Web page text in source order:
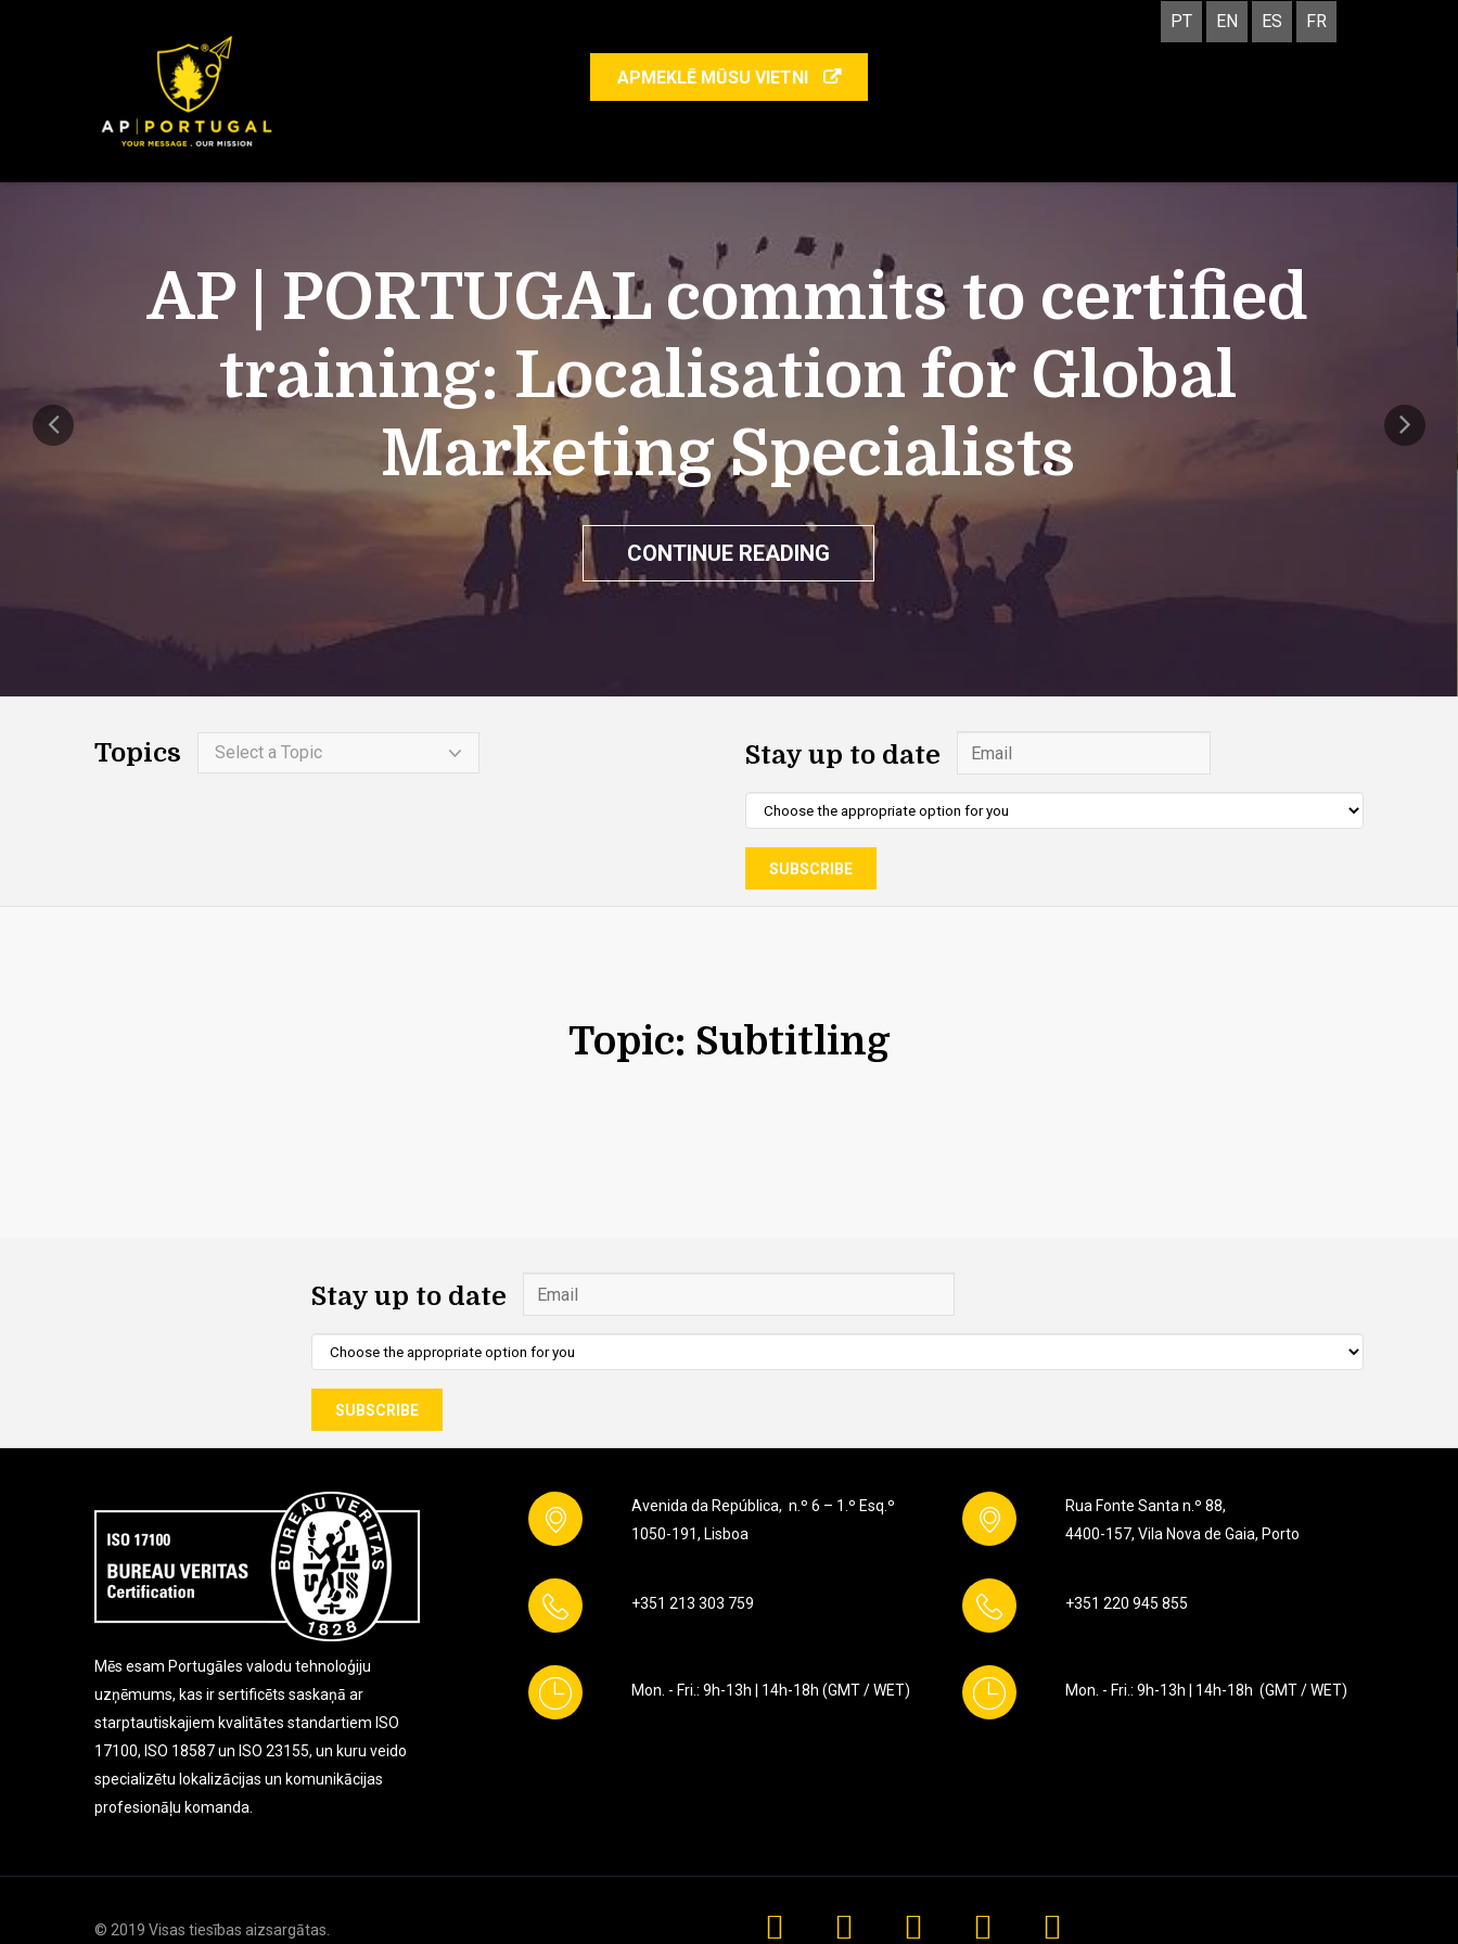
PT EN ES FR
APMEKLĒ MŪSU VIETNI
AP | PORTUGAL commits to certified
training: Localisation for Global
Marketing Specialists
CONTINUE READING
Topics Select a Topic Stay up to date
Topic: Subtitling
Stay up to date
Mēs esam Portugāles valodu tehnoloģiju
uzņēmums, kas ir sertificēts saskaņā ar
starptautiskajiem kvalitātes standartiem ISO
17100, ISO 18587 un ISO 23155, un kuru veido
specializētu lokalizācijas un komunikācijas
profesionāļu komanda.
Avenida da República, n.º 6 – 1.º Esq.º
1050-191, Lisboa
+351 213 303 759
Mon. - Fri.: 9h-13h | 14h-18h (GMT / WET)
Rua Fonte Santa n.º 88,
4400-157, Vila Nova de Gaia, Porto
+351 220 945 855
Mon. - Fri.: 9h-13h | 14h-18h (GMT / WET)
© 2019 Visas tiesības aizsargātas.